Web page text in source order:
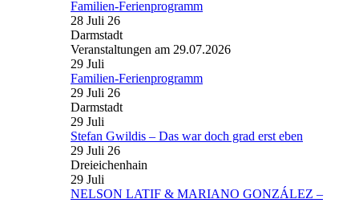
Familien-Ferienprogramm
28 Juli 26
Darmstadt
Veranstaltungen am 29.07.2026
29 Juli
Familien-Ferienprogramm
29 Juli 26
Darmstadt
29 Juli
Stefan Gwildis – Das war doch grad erst eben
29 Juli 26
Dreieichenhain
29 Juli
NELSON LATIF & MARIANO GONZÁLEZ –